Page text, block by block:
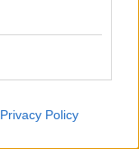
Privacy Policy